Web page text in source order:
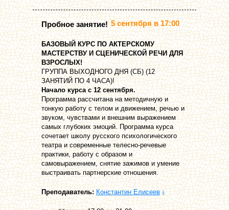
Пробное занятие! 5 сентября в 17:00
БАЗОВЫЙ КУРС ПО АКТЕРСКОМУ
МАСТЕРСТВУ И СЦЕНИЧЕСКОЙ РЕЧИ ДЛЯ
ВЗРОСЛЫХ!
ГРУППА ВЫХОДНОГО ДНЯ (СБ) (12
ЗАНЯТИЙ ПО 4 ЧАСА)!
Начало курса с 12 сентября.
Программа рассчитана на методичную и
тонкую работу с телом и движением, речью и
звуком, чувствами и внешним выражением
самых глубоких эмоций. Программа курса
сочетает школу русского психологического
театра и современные телесно-речевые
практики, работу с образом и
самовыражением, снятие зажимов и умение
выстраивать партнерские отношения.
Преподаватель: Константин Елисеев